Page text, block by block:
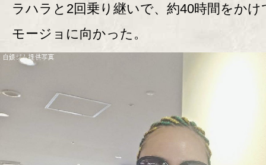
ラハラと2回乗り継いで、約40時間をかけ
モージョに向かった。